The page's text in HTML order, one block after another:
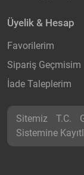
Üyelik & Hesap
Favorilerim
Sipariş Geçmisim
İade Taleplerim
Sitemiz T.C.
Sistemine